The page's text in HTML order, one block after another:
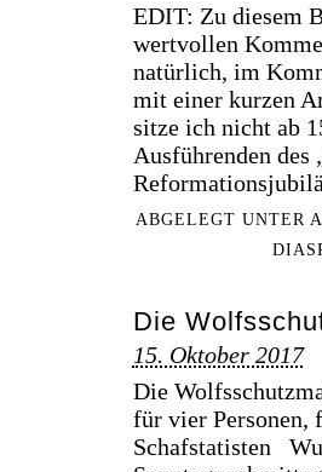
EDIT: Zu diesem
wertvollen
natürlich, im
mit einer kurzen
sitze ich nicht ab
Ausführenden
ABGELEGT UNTER
Die
15. Oktober 2017
Die
für vier Personen,
Schafstatisten